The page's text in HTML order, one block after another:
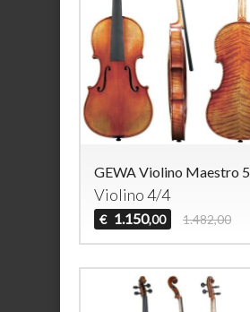
GEWA Violino Maestro
Violino 4/4
€ 1.150,00 1.482,00